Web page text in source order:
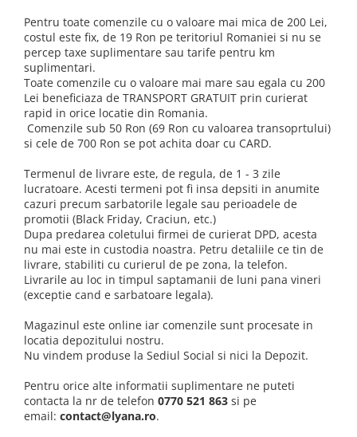
Pentru toate comenzile cu o valoare mai mica de 200 Lei,
costul este fix, de 19 Ron pe teritoriul Romaniei si nu se
percep taxe suplimentare sau tarife pentru km
suplimentari.
Toate comenzile cu o valoare mai mare sau egala cu 200
Lei beneficiaza de TRANSPORT GRATUIT prin curierat
rapid in orice locatie din Romania.
Comenzile sub 50 Ron (69 Ron cu valoarea transoprtului)
si cele de 700 Ron se pot achita doar cu CARD.
Termenul de livrare este, de regula, de 1 - 3 zile
lucratoare. Acesti termeni pot fi insa depsiti in anumite
cazuri precum sarbatorile legale sau perioadele de
promotii (Black Friday, Craciun, etc.)
Dupa predarea coletului firmei de curierat DPD, acesta
nu mai este in custodia noastra. Petru detaliile ce tin de
livrare, stabiliti cu curierul de pe zona, la telefon.
Livrarile au loc in timpul saptamanii de luni pana vineri
(exceptie cand e sarbatoare legala).
Magazinul este online iar comenzile sunt procesate in
locatia depozitului nostru.
Nu vindem produse la Sediul Social si nici la Depozit.
Pentru orice alte informatii suplimentare ne puteti
contacta la nr de telefon 0770 521 863 si pe
email: contact@lyana.ro.